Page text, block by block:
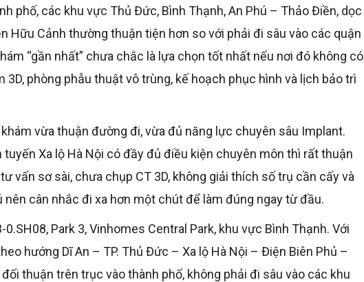
phố, các khu vực Thủ Đức, Bình Thạnh, An Phú – Thảo Điền, dọc
Hữu Cảnh thường thuận tiện hơn so với phải đi sâu vào các quận
“gần nhất” chưa chắc là lựa chọn tốt nhất nếu nơi đó không có
3D, phòng phẫu thuật vô trùng, kế hoạch phục hình và lịch bảo trì
tuyến Xa lộ Hà Nội có đầy đủ điều kiện chuyên môn thì rất thuận
vấn sơ sài, chưa chụp CT 3D, không giải thích số trụ cần cấy và
nên cân nhắc đi xa hơn một chút để làm đúng ngay từ đầu.
hướng Dĩ An – TP. Thủ Đức – Xa lộ Hà Nội – Điện Biên Phủ –
thuận trên trục vào thành phố, không phải đi sâu vào các khu